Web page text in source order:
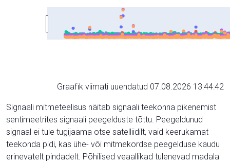
Graafik viimati uuendatud 07.08.2026 13:44:42
Signaali mitmeteelisus näitab signaali teekonna pikenemist
sentimeetrites signaali peegelduste tõttu. Peegeldunud
signaal ei tule tugijaama otse satelliidilt, vaid keerukamat
teekonda pidi, kas ühe- või mitmekordse peegelduse kaudu
erinevatelt pindadelt. Põhilised veaallikad tulenevad madala